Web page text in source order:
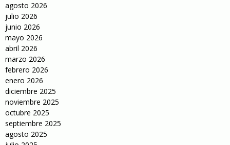
agosto 2026
julio 2026
junio 2026
mayo 2026
abril 2026
marzo 2026
febrero 2026
enero 2026
diciembre 2025
noviembre 2025
octubre 2025
septiembre 2025
agosto 2025